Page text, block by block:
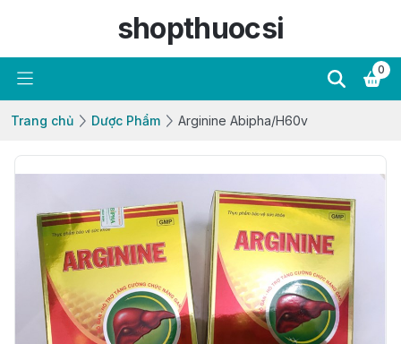
shopthuocsi
0
Trang chủ Dược Phẩm Arginine Abipha/H60v